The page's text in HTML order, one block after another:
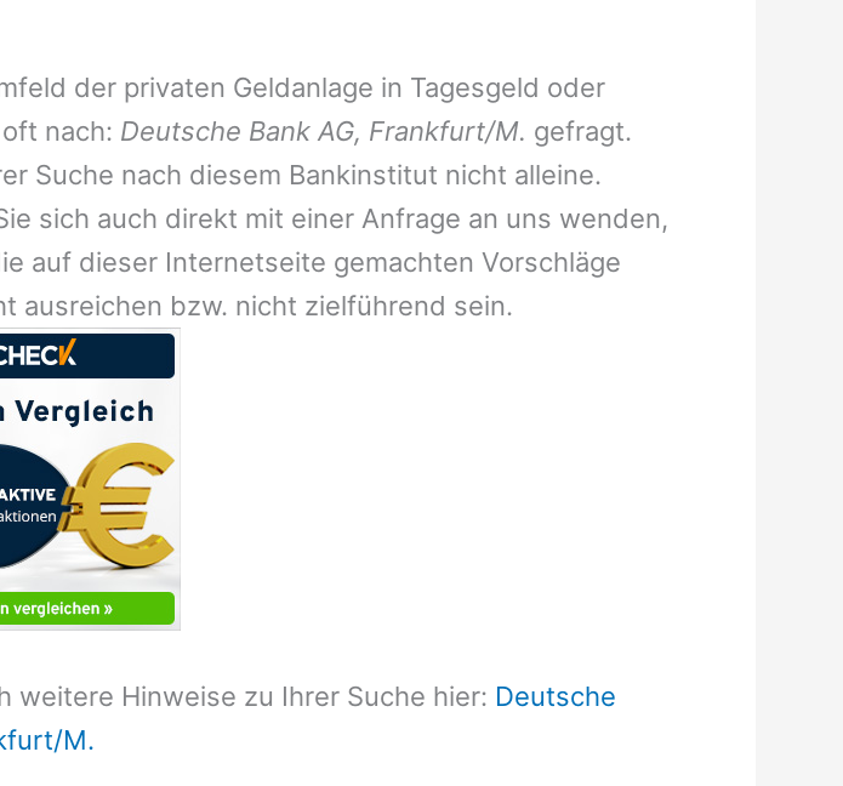
der privaten Geldanlage in Tagesgeld oder
nach: Deutsche Bank AG, Frankfurt/M. gefragt.
Suche nach diesem Bankinstitut nicht alleine.
sich auch direkt mit einer Anfrage an uns wenden,
auf dieser Internetseite gemachten Vorschläge
ausreichen bzw. nicht zielführend sein.
weitere Hinweise zu Ihrer Suche hier: Deutsche
M.